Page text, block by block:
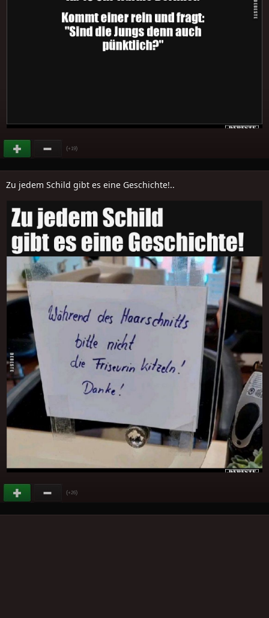
(+19)
Zu jedem Schild gibt es eine Geschichte!..
(+26)